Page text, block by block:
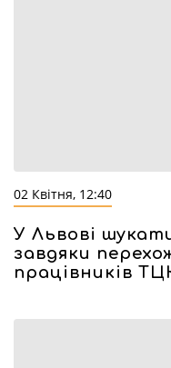
02 Квітня, 12:40
У Львові
завдяки
працівників